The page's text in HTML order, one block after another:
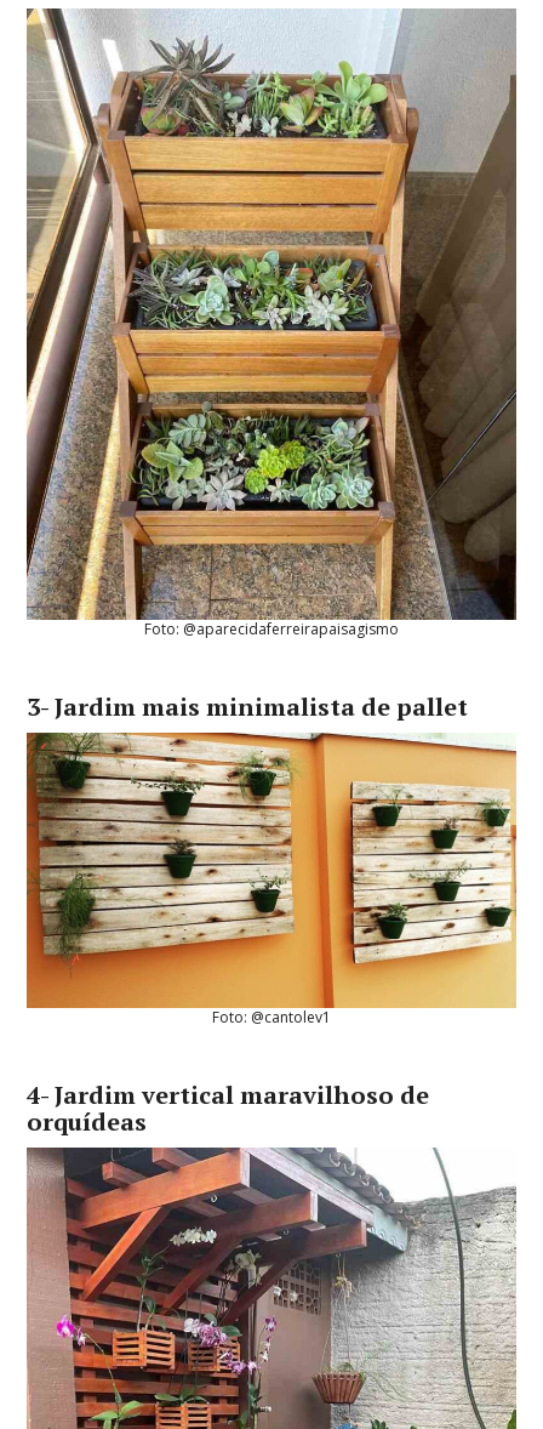
Foto: @aparecidaferreirapaisagismo
3- Jardim mais minimalista de pallet
Foto: @cantolev1
4- Jardim vertical maravilhoso de
orquídeas